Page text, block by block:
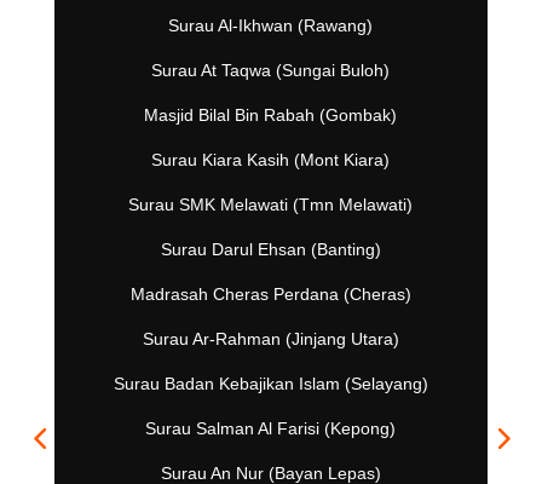
Surau Al-Ikhwan (Rawang)
Surau At Taqwa (Sungai Buloh)
Masjid Bilal Bin Rabah (Gombak)
Surau Kiara Kasih (Mont Kiara)
Surau SMK Melawati (Tmn Melawati)
Surau Darul Ehsan (Banting)
Madrasah Cheras Perdana (Cheras)
Surau Ar-Rahman (Jinjang Utara)
Surau Badan Kebajikan Islam (Selayang)
Surau Salman Al Farisi (Kepong)
Surau An Nur (Bayan Lepas)